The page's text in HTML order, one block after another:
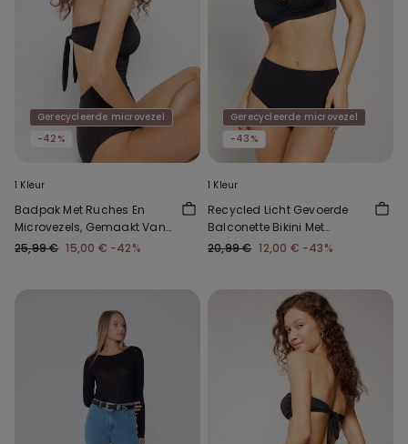
Gerecycleerde microvezel
-42%
1 Kleur
Badpak Met Ruches En
Microvezels, Gemaakt Van
Gerecycled Microplastic
25,99 € 15,00 € -42%
Gerecycleerde microvezel
-43%
1 Kleur
Recycled Licht Gevoerde
Balconette Bikini Met
Ruches
20,99 € 12,00 € -43%